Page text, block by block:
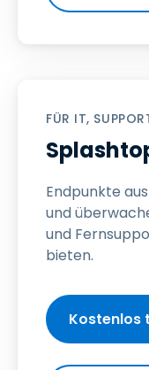
FÜR IT,
Endpunkte
und
und
bieten.
Kostenlos